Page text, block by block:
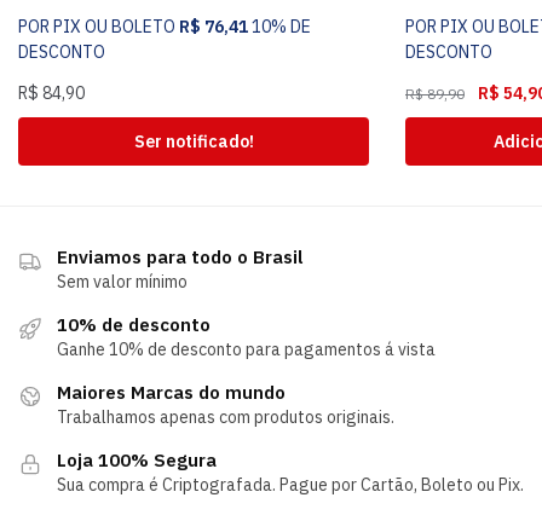
POR PIX OU BOLETO R$ 76,4110% DE
DESCONTO
R$ 84,90
Ser notificado!
POR PIX OU
DESCONTO
R$89,90 R$
Enviamos para todo o Brasil
Sem valor mínimo
10% de desconto
Ganhe 10% de desconto para pagamentos á vista
Maiores Marcas do mundo
Trabalhamos apenas com produtos originais.
Loja 100% Segura
Sua compra é Criptografada. Pague por Cartão, Boleto ou Pix.